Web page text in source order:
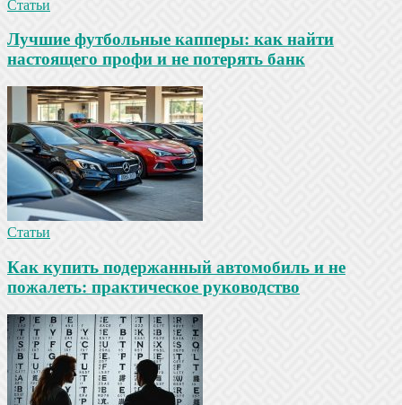
Статьи
Лучшие футбольные капперы: как найти
настоящего профи и не потерять банк
Статьи
Как купить подержанный автомобиль и не
пожалеть: практическое руководство